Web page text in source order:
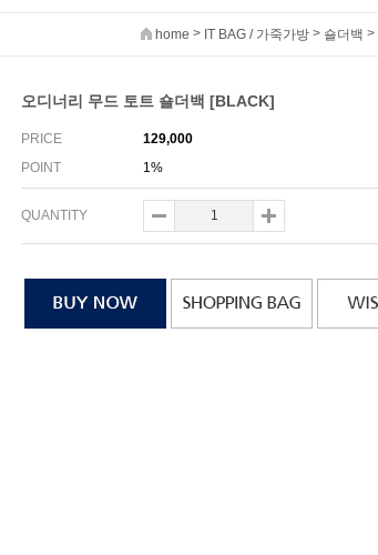
home > IT BAG / 가죽가방 > 숄더백 >
오디너리 무드 토트 숄더백 [BLACK]
PRICE
129,000
POINT
1%
QUANTITY